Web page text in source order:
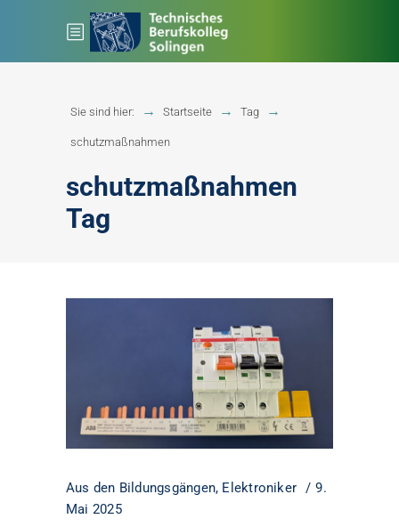
Sie sind hier: Startseite Tag
schutzmaßnahmen
schutzmaßnahmen
Tag
Aus den Bildungsgängen, Elektroniker
9.
Mai 2025